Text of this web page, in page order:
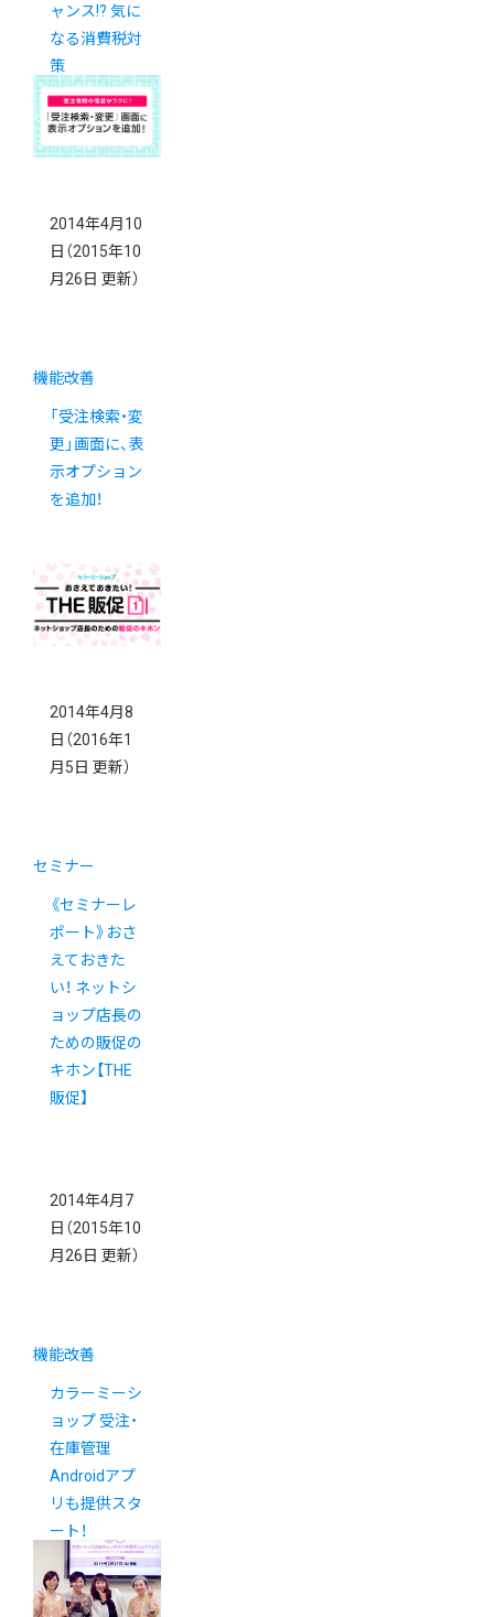
ャンス!? 気に
なる消費税対
策
2014年4月10
日 （2015年10
月26日 更新）
機能改善
「受注検索・変
更」画面に、表
示オプション
を追加！
2014年4月8
日 （2016年1
月5日 更新）
セミナー
《セミナーレ
ポート》おさ
えておきた
い！ ネットシ
ョップ店長の
ための販促の
キホン【THE
販促】
2014年4月7
日 （2015年10
月26日 更新）
機能改善
カラーミーシ
ョップ 受注・
在庫管理
Androidアプ
リも提供スタ
ート！